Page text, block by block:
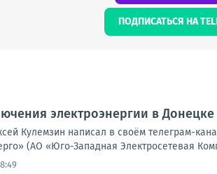
ПОДПИСАТЬСЯ НА
электроэнергии в
Кулемзин написал в своём телеграм-
(АО «Юго-Западная Электросетевая